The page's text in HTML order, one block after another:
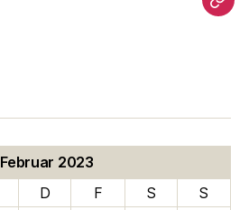
Februar 2023
D F S
S